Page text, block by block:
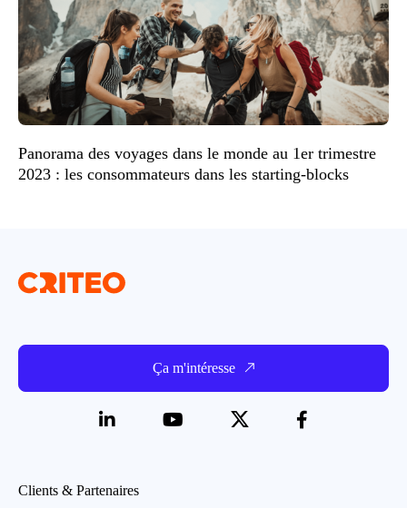
Panorama des voyages dans le monde au 1er trimestre
2023 : les consommateurs dans les starting-blocks
Ça m'intéresse
Clients & Partenaires